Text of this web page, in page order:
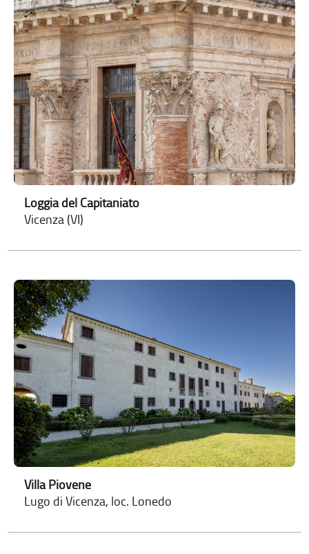
Loggia del Capitaniato
Vicenza (VI)
Villa Piovene
Lugo di Vicenza, loc. Lonedo